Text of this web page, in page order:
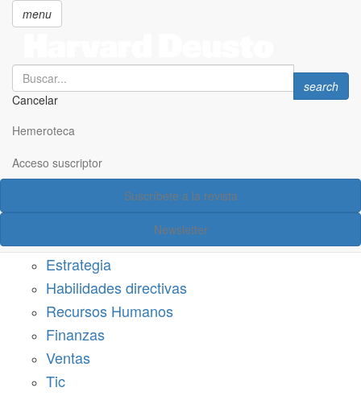
principal
menu
Search
Cancelar
Search
search
Hemeroteca
Acceso suscriptor
Suscríbete a la revista
Newsletter
Acceso suscriptor
Estrategia
Habilidades directivas
Recursos Humanos
Finanzas
Ventas
Tic